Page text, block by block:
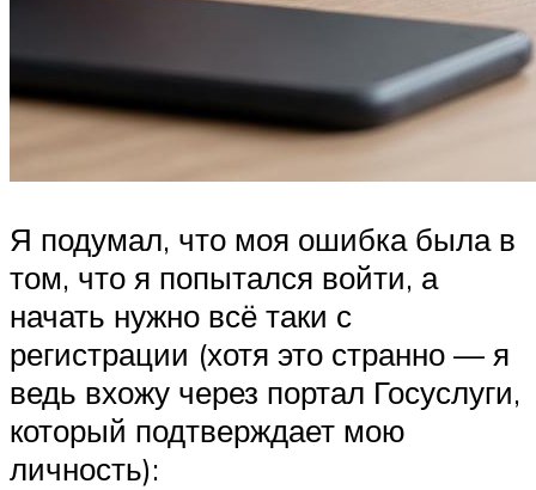
Я подумал, что моя ошибка была в
том, что я попытался войти, а
начать нужно всё таки с
регистрации (хотя это странно — я
ведь вхожу через портал Госуслуги,
который подтверждает мою
личность):